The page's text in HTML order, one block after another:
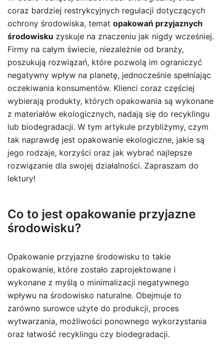
coraz bardziej restrykcyjnych regulacji dotyczących
ochrony środowiska, temat opakowań przyjaznych
środowisku zyskuje na znaczeniu jak nigdy wcześniej.
Firmy na całym świecie, niezależnie od branży,
poszukują rozwiązań, które pozwolą im ograniczyć
negatywny wpływ na planetę, jednocześnie spełniając
oczekiwania konsumentów. Klienci coraz częściej
wybierają produkty, których opakowania są wykonane
z materiałów ekologicznych, nadają się do recyklingu
lub biodegradacji. W tym artykule przybliżymy, czym
tak naprawdę jest opakowanie ekologiczne, jakie są
jego rodzaje, korzyści oraz jak wybrać najlepsze
rozwiązanie dla swojej działalności. Zapraszam do
lektury!
Co to jest opakowanie przyjazne
środowisku?
Opakowanie przyjazne środowisku to takie
opakowanie, które zostało zaprojektowane i
wykonane z myślą o minimalizacji negatywnego
wpływu na środowisko naturalne. Obejmuje to
zarówno surowce użyte do produkcji, proces
wytwarzania, możliwości ponownego wykorzystania
oraz łatwość recyklingu czy biodegradacji.